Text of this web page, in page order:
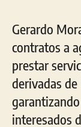
Gerardo
contratos a
prestar
derivadas de
interesados